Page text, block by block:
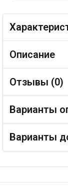
Описание
Отзывы (0)
Варианты
Варианты